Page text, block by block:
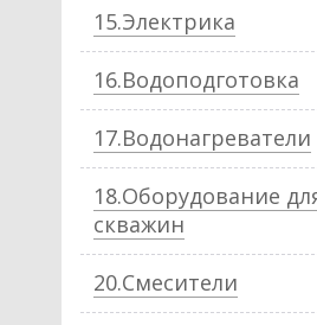
15.Электрика
16.Водоподготовка
17.Водонагреватели
18.Оборудование
скважин
20.Смесители